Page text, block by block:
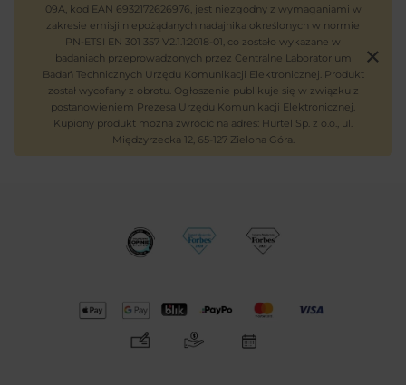
09A, kod EAN 6932172626976, jest niezgodny z wymaganiami w
zakresie emisji niepożądanych nadajnika określonych w normie
PN-ETSI EN 301 357 V2.1.1:2018-01, co zostało wykazane w
badaniach przeprowadzonych przez Centralne Laboratorium
Badań Technicznych Urzędu Komunikacji Elektronicznej. Produkt
został wycofany z obrotu. Ogłoszenie publikuje się w związku z
postanowieniem Prezesa Urzędu Komunikacji Elektronicznej.
Kupiony produkt można zwrócić na adres: Hurtel Sp. z o.o., ul.
Międzyrzecka 12, 65-127 Zielona Góra.